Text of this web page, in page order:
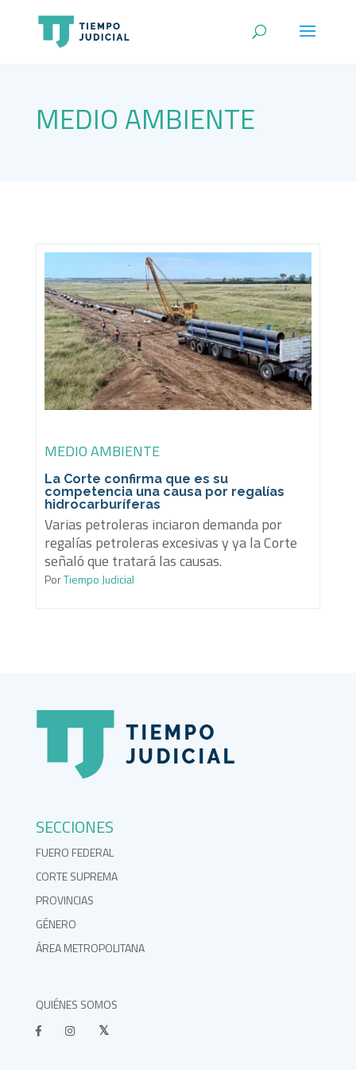
MEDIO AMBIENTE
MEDIO AMBIENTE
La Corte confirma que es su
competencia una causa por regalías
hidrocarburíferas
Varias petroleras inciaron demanda por
regalías petroleras excesivas y ya la Corte
señaló que tratará las causas.
PorTiempo Judicial
SECCIONES
FUERO FEDERAL
CORTE SUPREMA
PROVINCIAS
GÉNERO
ÁREA METROPOLITANA
QUIÉNES SOMOS